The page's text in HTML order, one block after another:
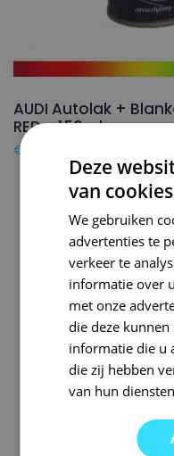
AUDI Autolak +
RED – 150ml
€
Deze
van
We gebruiken
advertenties te
verkeer te
informatie over
met onze
die deze
informatie die u
die zij hebben
van hun